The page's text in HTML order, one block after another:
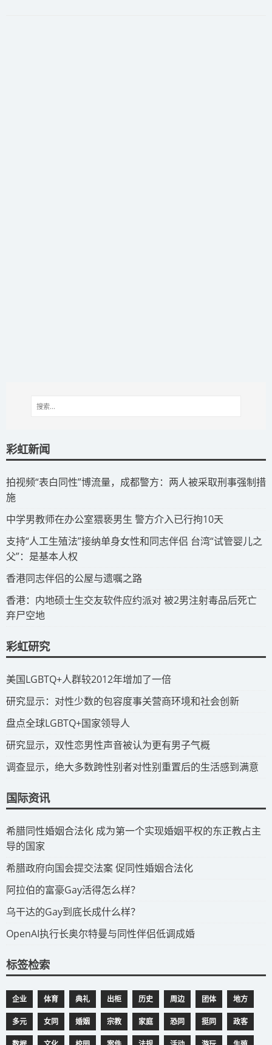
彩虹新闻
拍视频“表白同性”博流量，成都警方：两人被采取刑事强制措
施
​中学男教师在办公室猥亵男生 警方介入已行拘10天
​支持“人工生殖法”接纳单身女性和同志伴侣 台湾“试管婴儿之
父”：是基本人权
​香港同志伴侣的公屋与遗嘱之路
​香港：内地硕士生交友软件应约派对 被2男注射毒品后死亡
弃尸空地
彩虹研究
​美国LGBTQ+人群较2012年增加了一倍
​研究显示：对性少数的包容度事关营商环境和社会创新
​盘点全球LGBTQ+国家领导人
研究显示，双性恋男性声音被认为更有男子气概
调查显示，绝大多数跨性别者对性别重置后的生活感到满意
国际资讯
​希腊同性婚姻合法化 成为第一个实现婚姻平权的东正教占主
导的国家
​希腊政府向国会提交法案 促同性婚姻合法化
​阿拉伯的富豪Gay活得怎么样？
​乌干达的Gay到底长成什么样？
​OpenAI执行长奥尔特曼与同性伴侣低调成婚
标签检索
企业 体育 典礼 出柜 历史 周边 团体 地方
多元 女同 婚姻 宗教 家庭 恐同 挺同 政客